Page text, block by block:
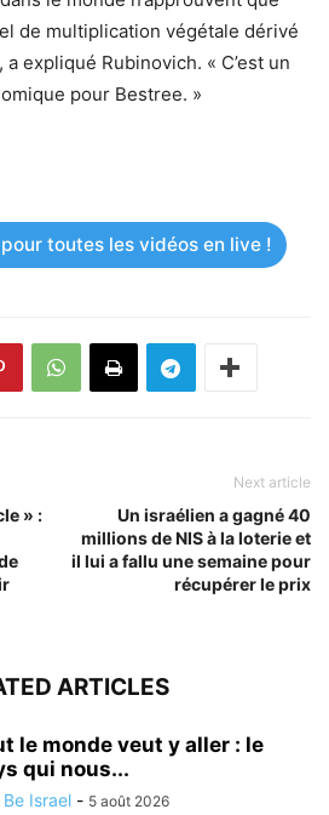
de multiplication végétale dérivé
expliqué Rubinovich. « C’est un
pour Bestree. »
toutes les vidéos en live !
» :
Next article
Un israélien a gagné 40
millions de NIS à la loterie et
il lui a fallu une semaine pour
récupérer le prix
ARTICLES
le monde veut y aller : le
qui nous...
Be Israel - 5 août 2026